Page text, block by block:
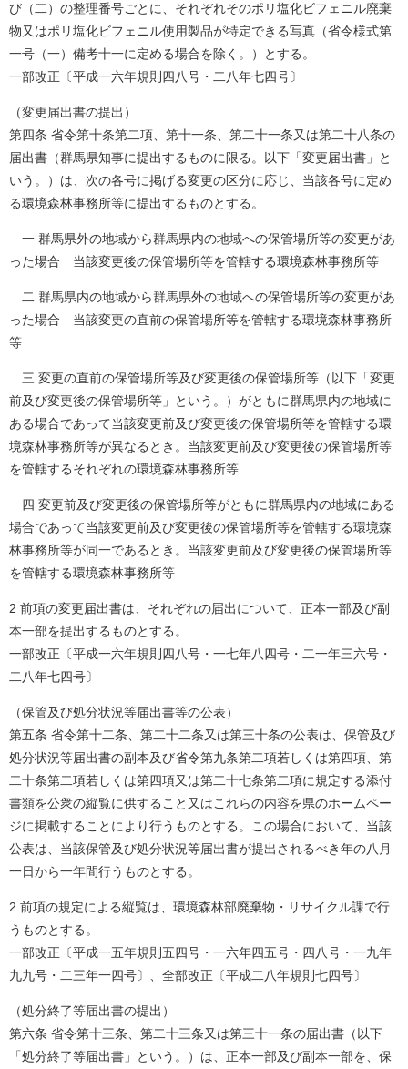
び（二）の整理番号ごとに、それぞれそのポリ塩化ビフェニル廃棄
物又はポリ塩化ビフェニル使用製品が特定できる写真（省令様式第
一号（一）備考十一に定める場合を除く。）とする。
一部改正〔平成一六年規則四八号・二八年七四号〕
（変更届出書の提出）
第四条 省令第十条第二項、第十一条、第二十一条又は第二十八条の
届出書（群馬県知事に提出するものに限る。以下「変更届出書」と
いう。）は、次の各号に掲げる変更の区分に応じ、当該各号に定め
る環境森林事務所等に提出するものとする。
一 群馬県外の地域から群馬県内の地域への保管場所等の変更があ
った場合 当該変更後の保管場所等を管轄する環境森林事務所等
二 群馬県内の地域から群馬県外の地域への保管場所等の変更があ
った場合 当該変更の直前の保管場所等を管轄する環境森林事務所
等
三 変更の直前の保管場所等及び変更後の保管場所等（以下「変更
前及び変更後の保管場所等」という。）がともに群馬県内の地域に
ある場合であって当該変更前及び変更後の保管場所等を管轄する環
境森林事務所等が異なるとき。当該変更前及び変更後の保管場所等
を管轄するそれぞれの環境森林事務所等
四 変更前及び変更後の保管場所等がともに群馬県内の地域にある
場合であって当該変更前及び変更後の保管場所等を管轄する環境森
林事務所等が同一であるとき。当該変更前及び変更後の保管場所等
を管轄する環境森林事務所等
2 前項の変更届出書は、それぞれの届出について、正本一部及び副
本一部を提出するものとする。
一部改正〔平成一六年規則四八号・一七年八四号・二一年三六号・
二八年七四号〕
（保管及び処分状況等届出書等の公表）
第五条 省令第十二条、第二十二条又は第三十条の公表は、保管及び
処分状況等届出書の副本及び省令第九条第二項若しくは第四項、第
二十条第二項若しくは第四項又は第二十七条第二項に規定する添付
書類を公衆の縦覧に供すること又はこれらの内容を県のホームペー
ジに掲載することにより行うものとする。この場合において、当該
公表は、当該保管及び処分状況等届出書が提出されるべき年の八月
一日から一年間行うものとする。
2 前項の規定による縦覧は、環境森林部廃棄物・リサイクル課で行
うものとする。
一部改正〔平成一五年規則五四号・一六年四五号・四八号・一九年
九九号・二三年一四号〕、全部改正〔平成二八年規則七四号〕
（処分終了等届出書の提出）
第六条 省令第十三条、第二十三条又は第三十一条の届出書（以下
「処分終了等届出書」という。）は、正本一部及び副本一部を、保